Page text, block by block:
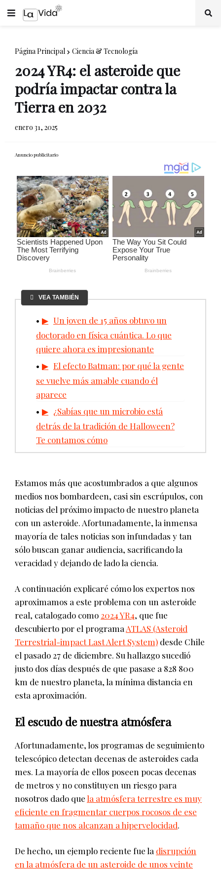
Página Principal Ciencia & Tecnología
2024 YR4: el asteroide que
podría impactar contra la
Tierra en 2032
enero 31, 2025
Anuncio publicitario
VEA TAMBIÉN
Un joven de 15 años obtuvo un
doctorado en física cuántica. Lo que
quiere ahora es impresionante
El efecto Batman: por qué la gente
se vuelve más amable cuando él
aparece
¿Sabías que un microbio está
detrás de la tradición de Halloween?
Te contamos cómo
Estamos más que acostumbrados a que algunos
medios nos bombardeen, casi sin escrúpulos, con
noticias del próximo impacto de nuestro planeta
con un asteroide. Afortunadamente, la inmensa
mayoría de tales noticias son infundadas y tan
sólo buscan ganar audiencia, sacrificando la
veracidad y dejando de lado la ciencia.
A continuación explicaré cómo los expertos nos
aproximamos a este problema con un asteroide
real, catalogado como 2024 YR4, que fue
descubierto por el programa ATLAS (Asteroid
Terrestrial-impact Last Alert System) desde Chile
el pasado 27 de diciembre. Su hallazgo sucedió
justo dos días después de que pasase a 828 800
km de nuestro planeta, la mínima distancia en
esta aproximación.
El escudo de nuestra atmósfera
Afortunadamente, los programas de seguimiento
telescópico detectan decenas de asteroides cada
mes. La mayoría de ellos poseen pocas decenas
de metros y no constituyen un riesgo para
nosotros dado quela atmósfera terrestre es muy
eficiente en fragmentar cuerpos rocosos de ese
tamaño que nos alcanzan a hipervelocidad.
De hecho, un ejemplo reciente fue la disrupción
en la atmósfera de un asteroide de unos veinte